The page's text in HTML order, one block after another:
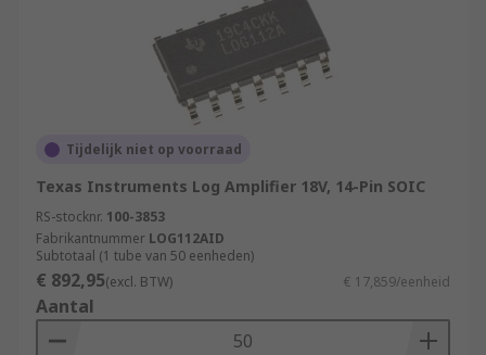
Tijdelijk niet op voorraad
Texas Instruments Log Amplifier 18V, 14-Pin SOIC
RS-stocknr. 100-3853
Fabrikantnummer LOG112AID
Subtotaal (1 tube van 50 eenheden)
€ 892,95(excl. BTW) € 17,859/eenheid
Aantal